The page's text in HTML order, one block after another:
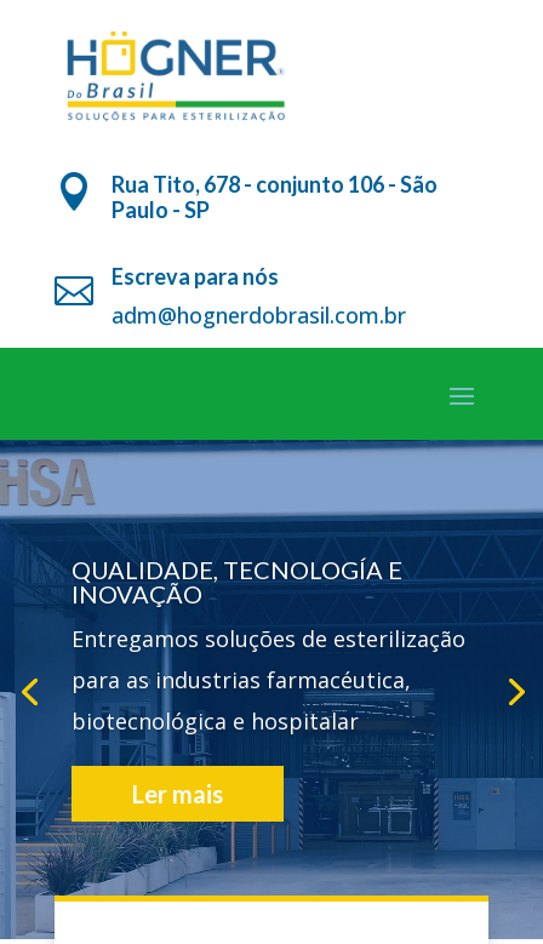

Rua Tito, 678 - conjunto 106 - São
Paulo - SP
 Escreva para nós
adm@hognerdobrasil.com.br
QUALIDADE, TECNOLOGÍA E
INOVAÇÃO
Entregamos soluções de esterilização
para as industrias farmacéutica,
biotecnológica e hospitalar
Ler mais
Tocador
vídeo
Tocador
vídeo